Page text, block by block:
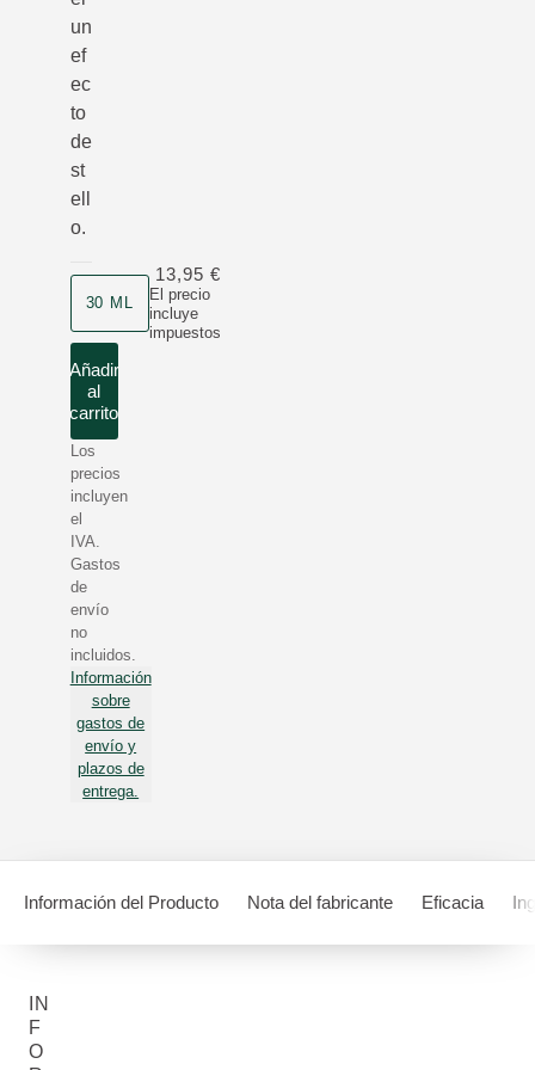
un
ef
ec
to
de
st
ell
o.
30 ML
El precio
incluye
impuestos
13,95 €
Añadir
al
carrito
Los
precios
incluyen
el
IVA.
Gastos
de
envío
no
incluidos.
Información
sobre
gastos de
envío y
plazos de
entrega.
Información del Producto Nota del fabricante Eficacia
IN
F
O